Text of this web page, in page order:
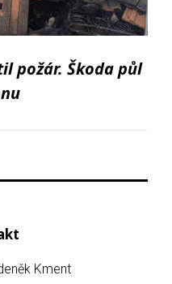
požár. Škoda půl
Kment